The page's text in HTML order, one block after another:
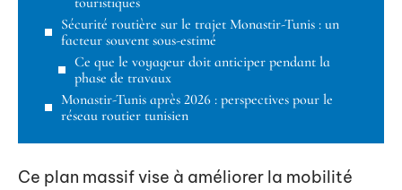
Sécurité routière sur le trajet Monastir-Tunis : un
facteur souvent sous-estimé
Ce que le voyageur doit anticiper pendant la
phase de travaux
Monastir-Tunis après 2026 : perspectives pour le
réseau routier tunisien
Ce plan massif vise à améliorer la mobilité